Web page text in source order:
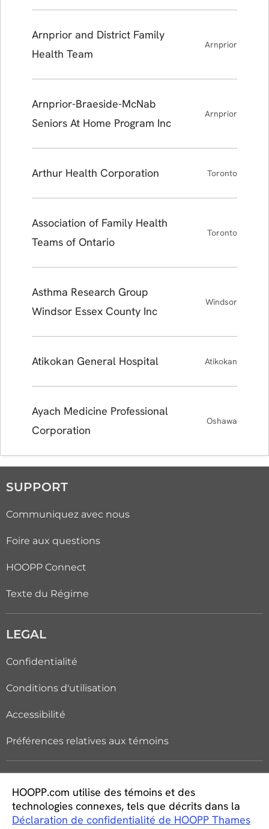
Arnprior and District Family
Health Team
Arnprior
Arnprior-Braeside-McNab
Seniors At Home Program Inc
Arnprior
Arthur Health Corporation Toronto
Association of Family Health
Teams of Ontario
Toronto
Asthma Research Group
Windsor Essex County Inc
Windsor
Atikokan General Hospital Atikokan
Ayach Medicine Professional
Corporation
Oshawa
SUPPORT
Communiquez avec nous
Foire aux questions
HOOPP Connect
Texte du Régime
LEGAL
Confidentialité
Conditions d'utilisation
Accessibilité
Préférences relatives aux témoins
Carrières
HOOPP.com utilise des témoins et des
technologies connexes, tels que décrits dans la
Déclaration de confidentialité de HOOPP Thames